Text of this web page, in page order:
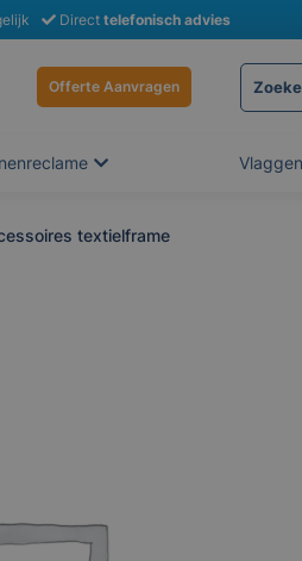
Directtelefonisch advies
Offerte Aanvragen
Vlaggen
textielframe